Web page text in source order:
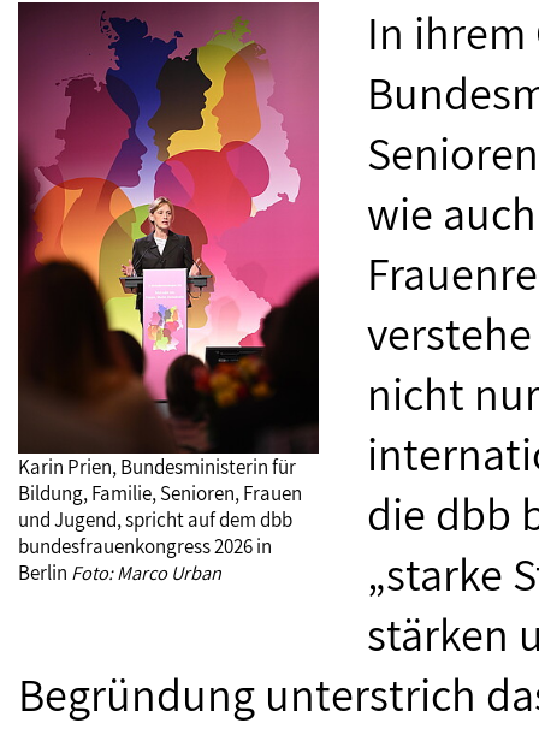
Karin Prien, Bundesministerin für
Bildung, Familie, Senioren, Frauen
und Jugend, spricht auf dem dbb
bundesfrauenkongress 2026 in
Berlin Foto: Marco Urban
In
wie
nicht
die dbb
„starke
stärken
Begründung unterstrich